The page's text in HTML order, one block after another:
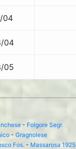
04
04
05
- Folgore Segr.
- Gragnolese
Fos. - Massarosa 1925